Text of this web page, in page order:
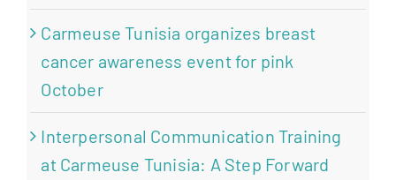
Carmeuse Tunisia organizes breast
cancer awareness event for pink
October
Interpersonal Communication Training
at Carmeuse Tunisia: A Step Forward